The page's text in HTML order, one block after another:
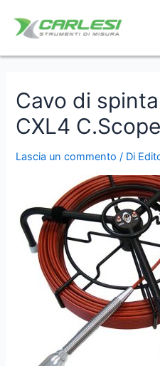
Cavo di
CXL4 C.Scope
Lascia un commento / Di